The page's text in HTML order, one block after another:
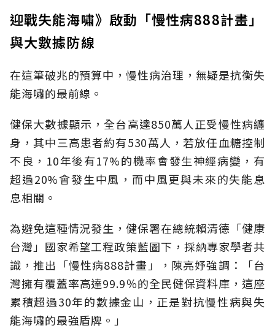
迎戰失能海嘯》啟動「慢性病888計畫」
與大數據防線
在這筆破兆的預算中，慢性病治理，無疑是抗衡失
能海嘯的最前線。
健保大數據顯示，全台高達850萬人正受慢性病纏
身，其中三高患者約有530萬人，若放任血糖控制
不良，10年後有17%的機率會發生神經病變，有
超過20%會發生中風，而中風更與未來的失能息
息相關。
為避免這種情況發生，健保署在總統賴清德「健康
台灣」國家希望工程政策藍圖下，採納專家學者共
識，推出「慢性病888計畫」，陳亮妤強調：「台
灣擁有覆蓋率高達99.9％的全民健保資料庫，這座
累積超過30年的數據金山，正是對抗慢性病與失
能海嘯的最強盾牌。」